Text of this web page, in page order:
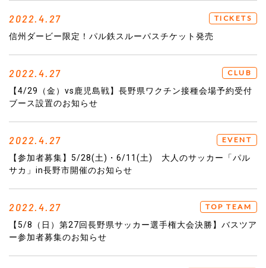
2022.4.27 TICKETS
信州ダービー限定！パル鉄スルーパスチケット発売
2022.4.27 CLUB
【4/29（金）vs鹿児島戦】長野県ワクチン接種会場予約受付
ブース設置のお知らせ
2022.4.27 EVENT
【参加者募集】5/28(土)・6/11(土) 大人のサッカー「パル
サカ」in長野市開催のお知らせ
2022.4.27 TOP TEAM
【5/8（日）第27回長野県サッカー選手権大会決勝】バスツア
ー参加者募集のお知らせ